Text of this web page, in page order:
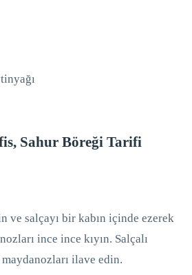
Sahur Böreği Tarifi
ve salçayı bir kabın içinde ezerek
ince ince kıyın. Salçalı
ilave edin.